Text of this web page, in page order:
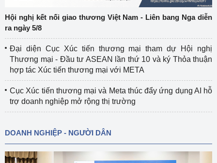
Hội nghị kết nối giao thương Việt Nam - Liên bang Nga diễn
ra ngày 5/8
Đại diện Cục Xúc tiến thương mại tham dự Hội nghị
Thương mại - Đầu tư ASEAN lần thứ 10 và ký Thỏa thuận
hợp tác Xúc tiến thương mại với META
Cục Xúc tiến thương mại và Meta thúc đẩy ứng dụng AI hỗ
trợ doanh nghiệp mở rộng thị trường
DOANH NGHIỆP - NGƯỜI DÂN